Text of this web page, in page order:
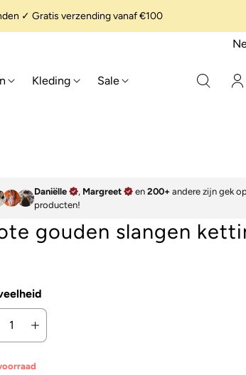
✓ Gratis verzending vanaf €100
a
Kleding Sale
Daniëlle , Margreet en200+ andere zijn gek
producten!
gouden slangen